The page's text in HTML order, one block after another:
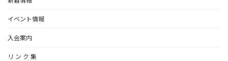
イベント情報
入会案内
リ ン ク 集